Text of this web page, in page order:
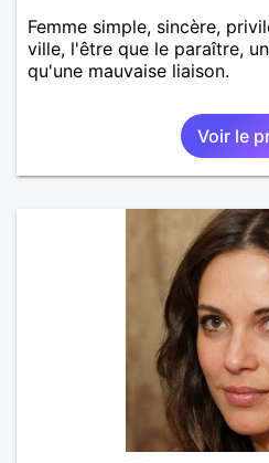
Femme simple, sincère,
ville, l'être que le paraître,
qu'une mauvaise liaison.
Voir le